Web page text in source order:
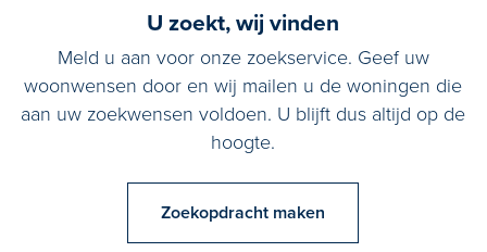
U zoekt, wij vinden
Meld u aan voor onze zoekservice. Geef uw
woonwensen door en wij mailen u de woningen die
aan uw zoekwensen voldoen. U blijft dus altijd op de
hoogte.
Zoekopdracht maken